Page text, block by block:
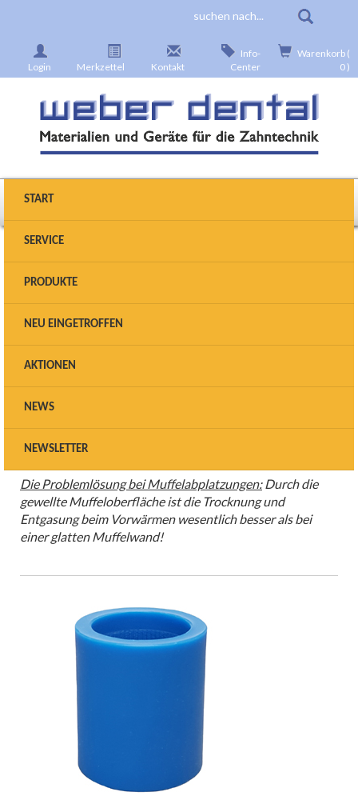
Login Merkzettel Kontakt
Info-
Center
Warenkorb (
0 )
START
SERVICE
PRODUKTE
NEU EINGETROFFEN
AKTIONEN
NEWS
NEWSLETTER
Sie sind hier:Startseite>Einbetten>Presskeramik>
Silikon-Muffelring L = 200 g
Muffel
Entgasung wesentlich verbessert.
Die Problemlösung bei Muffelabplatzungen:Durch die
gewellte Muffeloberfläche ist die Trocknung und
Entgasung beim Vorwärmen wesentlich besser als bei
einer glatten Muffelwand!